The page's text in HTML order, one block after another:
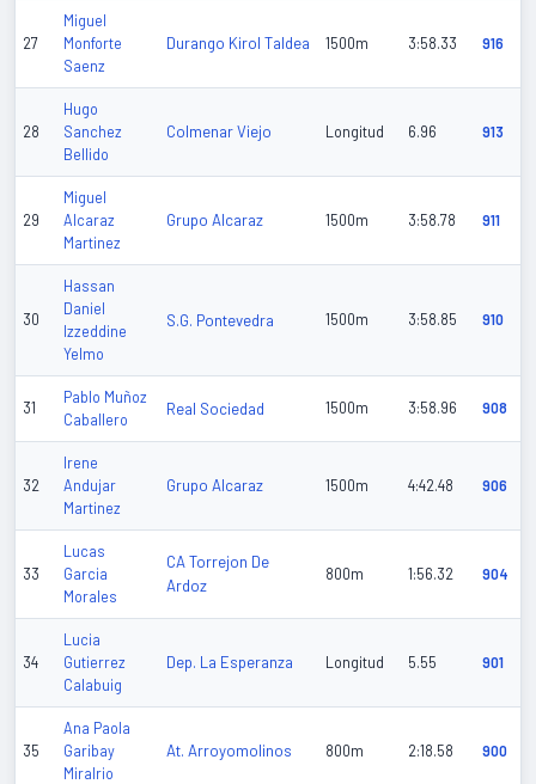
27
Miguel
Monforte
Saenz
Durango Kirol Taldea 1500m 3:58.33 916
28
Hugo
Sanchez
Bellido
Colmenar Viejo Longitud 6.96 913
29
Miguel
Alcaraz
Martinez
Grupo Alcaraz 1500m 3:58.78 911
30
Hassan
Daniel
Izzeddine
Yelmo
S.G. Pontevedra 1500m 3:58.85 910
31
Pablo Muñoz
Caballero
Real Sociedad 1500m 3:58.96 908
32
Irene
Andujar
Martinez
Grupo Alcaraz 1500m 4:42.48 906
33
Lucas
Garcia
Morales
CA Torrejon De
Ardoz
800m 1:56.32 904
34
Lucia
Gutierrez
Calabuig
Dep. La Esperanza Longitud 5.55 901
35
Ana Paola
Garibay
Miralrio
At. Arroyomolinos 800m 2:18.58 900